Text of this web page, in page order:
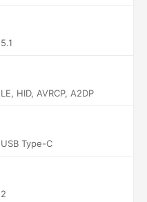
5.1
LE, HID, AVRCP, A2DP
USB Type-C
2